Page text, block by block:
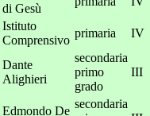
di Gesù
Istituto
Comprensivo
primaria IV
Dante
Alighieri
secondaria
primo
grado
III
Edmondo De
secondaria